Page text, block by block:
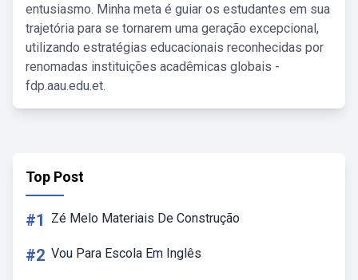
entusiasmo. Minha meta é guiar os estudantes em sua
trajetória para se tornarem uma geração excepcional,
utilizando estratégias educacionais reconhecidas por
renomadas instituições acadêmicas globais -
fdp.aau.edu.et.
Top Post
#1 Zé Melo Materiais De Construção
#2 Vou Para Escola Em Inglês